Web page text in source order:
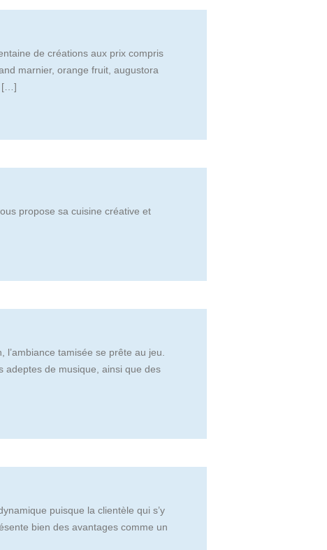
de créations aux prix compris
marnier, orange fruit, augustora
[…]
propose sa cuisine créative et
tamisée se prête au jeu.
adeptes de musique, ainsi que des
puisque la clientèle qui s’y
bien des avantages comme un